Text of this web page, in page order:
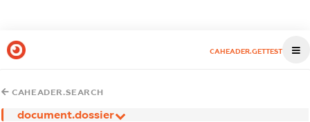
CAHEADER.GETTEST
CAHEADER.SEARCH
document.dossier